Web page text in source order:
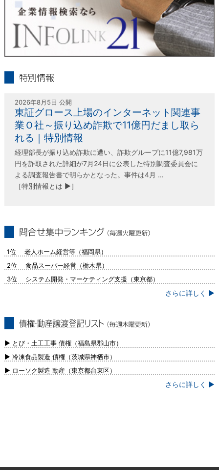
フリーダイヤル 0120-55-9986
受付時間 平日9：00～17：00
2026年8月5日 公開
東証グロース上場のインターネット関連事
業Ｏ社～振り込め詐欺で11億円だまし取ら
れる｜特別情報
経理部長が振り込め詐欺に遭い、詐欺グループに11億7,981万
円を詐取された詳細が7月24日に公表した特別調査委員会に
よる調査報告書で明らかとなった。事件は4月 …
［特別情報とは ▶］
1位 老人ホーム経営等（福岡県）
2位 食品スーパー経営（栃木県）
3位 システム開発・マーケティング支援（東京都）
さらに詳しく ▶
新）
▶ とび・土工工事 債権（福島県郡山市）
▶ 冷凍食品製造 債権（茨城県神栖市）
▶ ローソク製造 動産（東京都台東区）
さらに詳しく ▶